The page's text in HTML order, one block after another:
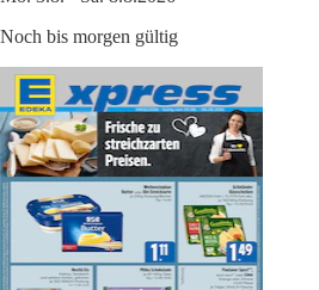
Noch bis morgen gültig